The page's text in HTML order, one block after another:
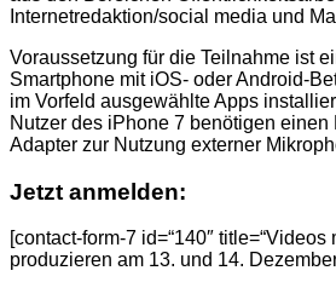
Internetredaktion/social media und
Voraussetzung für die Teilnahme ist
Smartphone mit iOS- oder Android-
im Vorfeld ausgewählte Apps
Nutzer des iPhone 7 benötigen einen
Adapter zur Nutzung externer
Jetzt anmelden:
[contact-form-7 id=“140″
produzieren am 13. und 14.